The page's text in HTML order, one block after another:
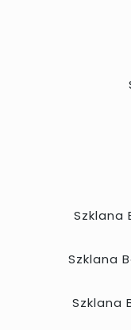
Szklana
Szklana
Szklana